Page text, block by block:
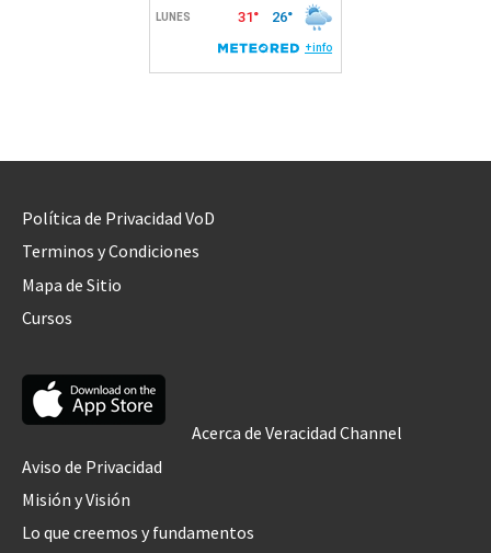
Política de Privacidad VoD
Terminos y Condiciones
Mapa de Sitio
Cursos
Acerca de Veracidad Channel
Aviso de Privacidad
Misión y Visión
Lo que creemos y fundamentos